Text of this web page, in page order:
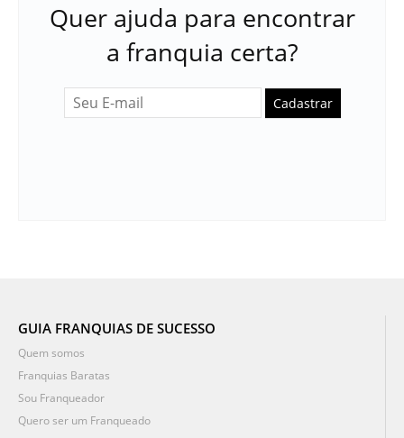
Quer ajuda para encontrar
a franquia certa?
Cadastrar
GUIA FRANQUIAS DE SUCESSO
Quem somos
Franquias Baratas
Sou Franqueador
Quero ser um Franqueado